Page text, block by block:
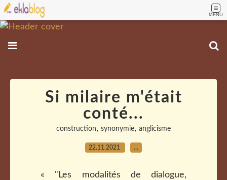
MENU
Si milaire m'était
conté...
construction, synonymie, anglicisme
22.11.2021 …
« "Les modalités de dialogue,